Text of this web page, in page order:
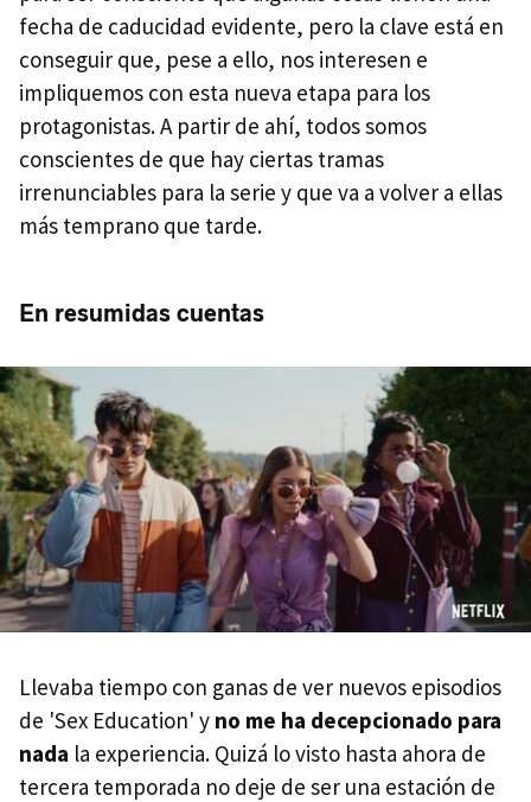
fecha de caducidad evidente, pero la clave está en
conseguir que, pese a ello, nos interesen e
impliquemos con esta nueva etapa para los
protagonistas. A partir de ahí, todos somos
conscientes de que hay ciertas tramas
irrenunciables para la serie y que va a volver a ellas
más temprano que tarde.
En resumidas cuentas
Llevaba tiempo con ganas de ver nuevos episodios
de 'Sex Education' y no me ha decepcionado para
nada la experiencia. Quizá lo visto hasta ahora de
tercera temporada no deje de ser una estación de